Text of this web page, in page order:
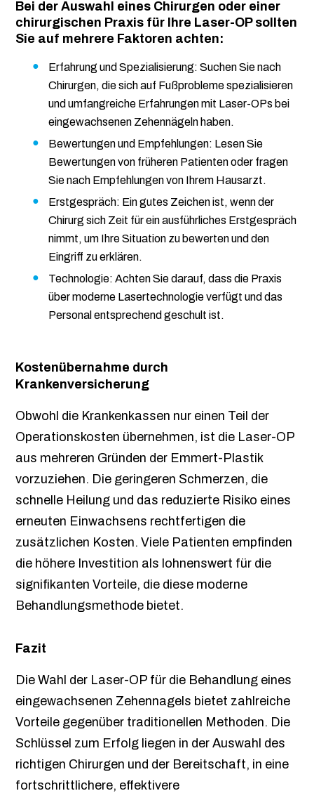
Bei der Auswahl eines Chirurgen oder einer
chirurgischen Praxis für Ihre Laser-OP sollten
Sie auf mehrere Faktoren achten:
Erfahrung und Spezialisierung: Suchen Sie nach
Chirurgen, die sich auf Fußprobleme spezialisieren
und umfangreiche Erfahrungen mit Laser-OPs bei
eingewachsenen Zehennägeln haben.
Bewertungen und Empfehlungen: Lesen Sie
Bewertungen von früheren Patienten oder fragen
Sie nach Empfehlungen von Ihrem Hausarzt.
Erstgespräch: Ein gutes Zeichen ist, wenn der
Chirurg sich Zeit für ein ausführliches Erstgespräch
nimmt, um Ihre Situation zu bewerten und den
Eingriff zu erklären.
Technologie: Achten Sie darauf, dass die Praxis
über moderne Lasertechnologie verfügt und das
Personal entsprechend geschult ist.
Kostenübernahme durch
Krankenversicherung
Obwohl die Krankenkassen nur einen Teil der
Operationskosten übernehmen, ist die Laser-OP
aus mehreren Gründen der Emmert-Plastik
vorzuziehen. Die geringeren Schmerzen, die
schnelle Heilung und das reduzierte Risiko eines
erneuten Einwachsens rechtfertigen die
zusätzlichen Kosten. Viele Patienten empfinden
die höhere Investition als lohnenswert für die
signifikanten Vorteile, die diese moderne
Behandlungsmethode bietet.
Fazit
Die Wahl der Laser-OP für die Behandlung eines
eingewachsenen Zehennagels bietet zahlreiche
Vorteile gegenüber traditionellen Methoden. Die
Schlüssel zum Erfolg liegen in der Auswahl des
richtigen Chirurgen und der Bereitschaft, in eine
fortschrittlichere, effektivere